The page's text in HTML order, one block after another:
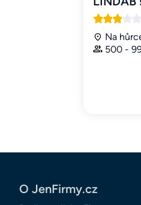
Na
500 -
O JenFirmy.cz